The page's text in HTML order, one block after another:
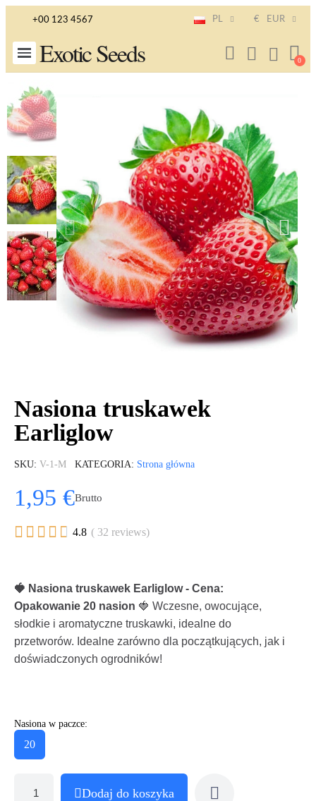
+00 123 4567 PL € EUR
Exotic Seeds
Nasiona truskawek
Earliglow
SKU V-1-M KATEGORIA Strona główna
1,95 €Brutto
     4.8 ( 32 reviews)
🍓 Nasiona truskawek Earliglow - Cena:
Opakowanie 20 nasion 🍓 Wczesne, owocujące,
słodkie i aromatyczne truskawki, idealne do
przetworów. Idealne zarówno dla początkujących, jak i
doświadczonych ogrodników!
Nasiona w paczce:
20
Dodaj do koszyka